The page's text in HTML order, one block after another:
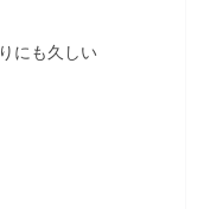
にも久しい